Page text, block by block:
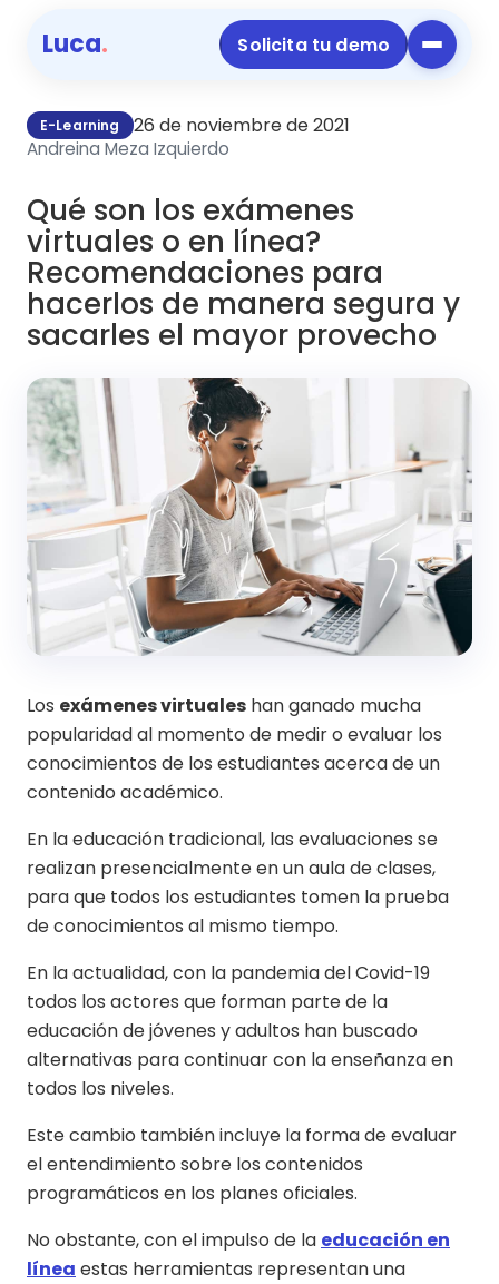
Luca. Solicita tu demo
E-Learning 26 de noviembre de 2021
Andreina Meza Izquierdo
Qué son los exámenes
virtuales o en línea?
Recomendaciones para
hacerlos de manera segura y
sacarles el mayor provecho
Los exámenes virtuales han ganado mucha
popularidad al momento de medir o evaluar los
conocimientos de los estudiantes acerca de un
contenido académico.
En la educación tradicional, las evaluaciones se
realizan presencialmente en un aula de clases,
para que todos los estudiantes tomen la prueba
de conocimientos al mismo tiempo.
En la actualidad, con la pandemia del Covid-19
todos los actores que forman parte de la
educación de jóvenes y adultos han buscado
alternativas para continuar con la enseñanza en
todos los niveles.
Este cambio también incluye la forma de evaluar
el entendimiento sobre los contenidos
programáticos en los planes oficiales.
No obstante, con el impulso de la educación en
línea estas herramientas representan una